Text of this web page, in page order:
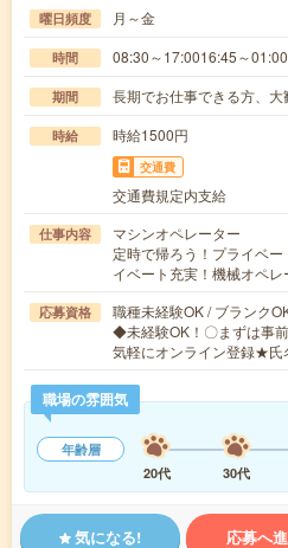
曜日頻度 月～金
時間 08:30～17:0016:45～01:00
期間 長期でお仕事できる方、大
時給 時給1500円
交通費
交通費規定内支給
仕事内容
マシンオペレーター
定時で帰ろう！プライベ
イベート充実！機械オペ
応募資格
職種未経験OK / ブランク
◆未経験OK！〇まずは事
気軽にオンライン登録★
職場の雰囲気
年齢層
20代
30代
気になる! 応募へ